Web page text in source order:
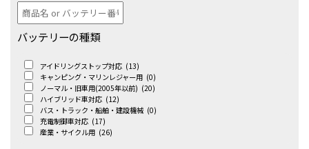
バッテリーの種類
アイドリングストップ対応 (13)
キャンピング・マリンレジャー用 (0)
ノーマル・旧車用(2005年以前) (20)
ハイブリッド車対応 (12)
バス・トラック・船舶・建設機械 (0)
充電制御車対応 (17)
産業・サイクル用 (26)